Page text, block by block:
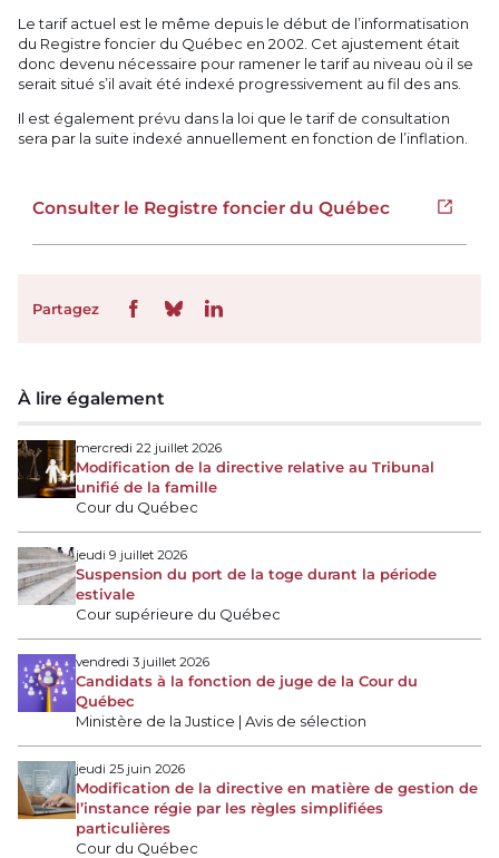
Le tarif actuel est le même depuis le début de l’informatisation
du Registre foncier du Québec en 2002. Cet ajustement était
donc devenu nécessaire pour ramener le tarif au niveau où il se
serait situé s’il avait été indexé progressivement au fil des ans.
Il est également prévu dans la loi que le tarif de consultation
sera par la suite indexé annuellement en fonction de l’inflation.
Consulter le Registre foncier du Québec Ouvrir
Partagez
À lire également
mercredi 22 juillet 2026
Modification de la directive relative au Tribunal
unifié de la famille
Cour du Québec
jeudi 9 juillet 2026
Suspension du port de la toge durant la période
estivale
Cour supérieure du Québec
vendredi 3 juillet 2026
Candidats à la fonction de juge de la Cour du
Québec
Ministère de la Justice | Avis de sélection
jeudi 25 juin 2026
Modification de la directive en matière de gestion de
l’instance régie par les règles simplifiées
particulières
Cour du Québec